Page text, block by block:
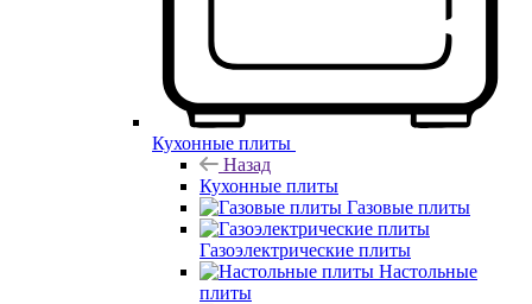
Кухонные плиты
Назад
Кухонные плиты
Газовые плиты
Газоэлектрические плиты
Настольные
плиты